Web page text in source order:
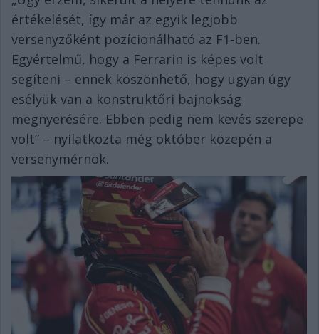
értékelését, így már az egyik legjobb
versenyzőként pozícionálható az F1-ben.
Egyértelmű, hogy a Ferrarin is képes volt
segíteni – ennek köszönhető, hogy ugyan úgy
esélyük van a konstruktőri bajnokság
megnyerésére. Ebben pedig nem kevés szerepe
volt” – nyilatkozta még október közepén a
versenymérnök.